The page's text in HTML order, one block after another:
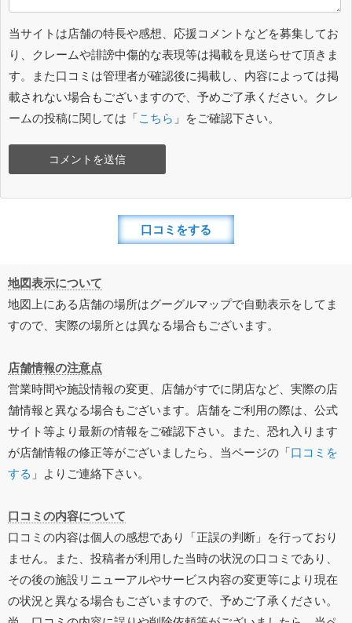
当サイトは店舗の特長や感想、応援コメントなどを募集してお
り、クレームや誹謗中傷的な表現等は掲載を見送らせて頂きま
す。また口コミは管理者が確認後に掲載し、内容によっては掲
載されない場合もございますので、予めご了承ください。クレ
ームの投稿に関しては「こちら 」をご確認下さい。
口コミをする
地図表示について
地図上にある店舗の場所はグーグルマップで自動表示をしてま
すので、実際の場所とは異なる場合もございます。
店舗情報の注意点
営業時間や施設情報の変更、店舗がすでに閉店など、実際の店
舗情報と異なる場合もございます。店舗をご利用の際は、公式
サイト等より最新の情報をご確認下さい。また、恐れ入ります
が店舗情報の修正等がございましたら、当ページの「口コミを
する 」よりご連絡下さい。
口コミの内容について
口コミの内容は個人の感想であり「正誤の判断」を行っており
ません。また、投稿者が利用した当時の状況の口コミであり、
その後の施設リニューアルやサービス内容の変更等により現在
の状況と異なる場合もございますので、予めご了承ください。